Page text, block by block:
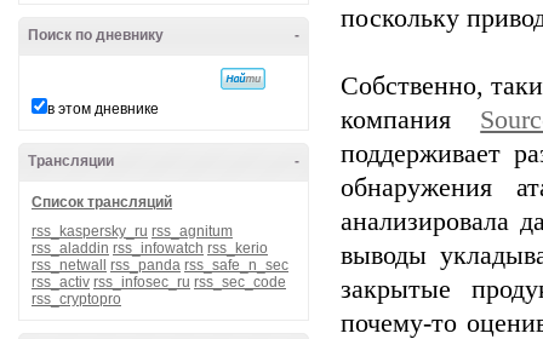
-
Поиск по дневнику
в этом дневнике
-
Трансляции
Список трансляций
rss_kaspersky_ru rss_agnitum
rss_aladdin rss_infowatch rss_kerio
rss_netwall
rss_panda rss_safe_n_sec
rss_activ rss_infosec_ru rss_sec_code
rss_cryptopro
поскольку
Собственно,
компания
поддерживает
обнаружения
анализировала
выводы
закрытые
почему-то